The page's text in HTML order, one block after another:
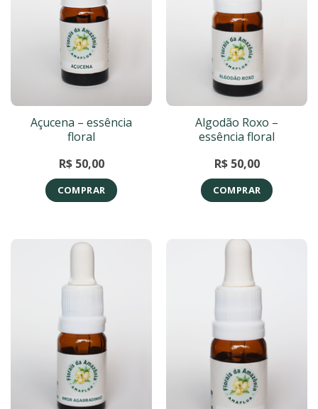
Açucena – essência
floral
R$50,00
COMPRAR
Algodão Roxo –
essência floral
R$50,00
COMPRAR